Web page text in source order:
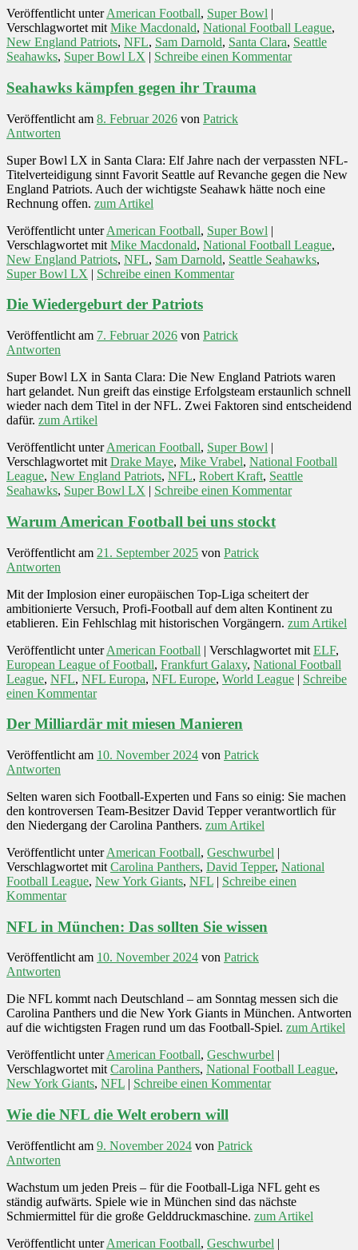
Veröffentlicht unter American Football, Super Bowl |
Verschlagwortet mit Mike Macdonald, National Football League,
New England Patriots, NFL, Sam Darnold, Santa Clara, Seattle
Seahawks, Super Bowl LX | Schreibe einen Kommentar
Seahawks kämpfen gegen ihr Trauma
Veröffentlicht am 8. Februar 2026 von Patrick
Antworten
Super Bowl LX in Santa Clara: Elf Jahre nach der verpassten NFL-
Titelverteidigung sinnt Favorit Seattle auf Revanche gegen die New
England Patriots. Auch der wichtigste Seahawk hätte noch eine
Rechnung offen. zum Artikel
Veröffentlicht unter American Football, Super Bowl |
Verschlagwortet mit Mike Macdonald, National Football League,
New England Patriots, NFL, Sam Darnold, Seattle Seahawks,
Super Bowl LX | Schreibe einen Kommentar
Die Wiedergeburt der Patriots
Veröffentlicht am 7. Februar 2026 von Patrick
Antworten
Super Bowl LX in Santa Clara: Die New England Patriots waren
hart gelandet. Nun greift das einstige Erfolgsteam erstaunlich schnell
wieder nach dem Titel in der NFL. Zwei Faktoren sind entscheidend
dafür. zum Artikel
Veröffentlicht unter American Football, Super Bowl |
Verschlagwortet mit Drake Maye, Mike Vrabel, National Football
League, New England Patriots, NFL, Robert Kraft, Seattle
Seahawks, Super Bowl LX | Schreibe einen Kommentar
Warum American Football bei uns stockt
Veröffentlicht am 21. September 2025 von Patrick
Antworten
Mit der Implosion einer europäischen Top-Liga scheitert der
ambitionierte Versuch, Profi-Football auf dem alten Kontinent zu
etablieren. Ein Fehlschlag mit historischen Vorgängern. zum Artikel
Veröffentlicht unter American Football | Verschlagwortet mit ELF,
European League of Football, Frankfurt Galaxy, National Football
League, NFL, NFL Europa, NFL Europe, World League | Schreibe
einen Kommentar
Der Milliardär mit miesen Manieren
Veröffentlicht am 10. November 2024 von Patrick
Antworten
Selten waren sich Football-Experten und Fans so einig: Sie machen
den kontroversen Team-Besitzer David Tepper verantwortlich für
den Niedergang der Carolina Panthers. zum Artikel
Veröffentlicht unter American Football, Geschwurbel |
Verschlagwortet mit Carolina Panthers, David Tepper, National
Football League, New York Giants, NFL | Schreibe einen
Kommentar
NFL in München: Das sollten Sie wissen
Veröffentlicht am 10. November 2024 von Patrick
Antworten
Die NFL kommt nach Deutschland – am Sonntag messen sich die
Carolina Panthers und die New York Giants in München. Antworten
auf die wichtigsten Fragen rund um das Football-Spiel. zum Artikel
Veröffentlicht unter American Football, Geschwurbel |
Verschlagwortet mit Carolina Panthers, National Football League,
New York Giants, NFL | Schreibe einen Kommentar
Wie die NFL die Welt erobern will
Veröffentlicht am 9. November 2024 von Patrick
Antworten
Wachstum um jeden Preis – für die Football-Liga NFL geht es
ständig aufwärts. Spiele wie in München sind das nächste
Schmiermittel für die große Gelddruckmaschine. zum Artikel
Veröffentlicht unter American Football, Geschwurbel |